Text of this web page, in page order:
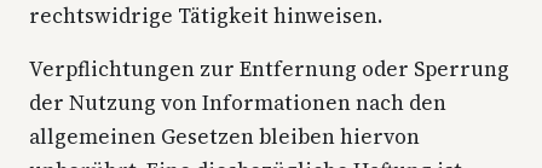
rechtswidrige Tätigkeit hinweisen.
Verpflichtungen zur Entfernung oder Sperrung
der Nutzung von Informationen nach den
allgemeinen Gesetzen bleiben hiervon